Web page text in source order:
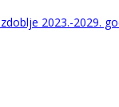
2023.-2029.